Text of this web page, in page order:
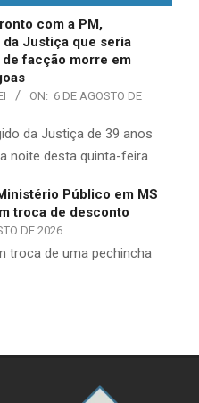
com a PM,
Justiça que seria
de facção morre em
ON: 6 DE AGOSTO DE
da Justiça de 39 anos
noite desta quinta-feira
Público em MS
troca de desconto
DE 2026
troca de uma pechincha